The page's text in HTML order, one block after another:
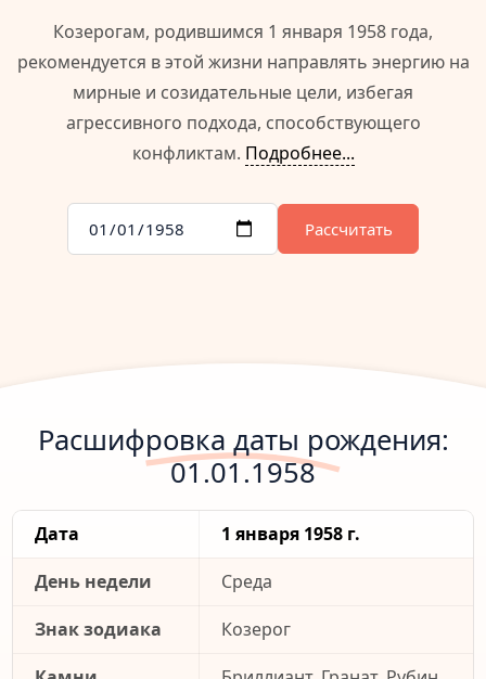
Козерогам, родившимся 1 января 1958 года,
рекомендуется в этой жизни направлять энергию на
мирные и созидательные цели, избегая
агрессивного подхода, способствующего
конфликтам. Подробнее...
Рассчитать
Расшифровка даты рождения:
01.01.1958
Дата
1 января 1958 г.
День недели
Среда
Знак зодиака
Козерог